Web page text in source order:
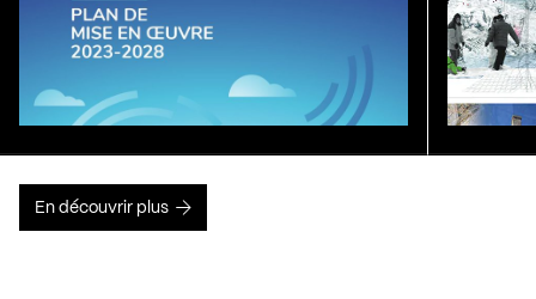
En découvrir plus